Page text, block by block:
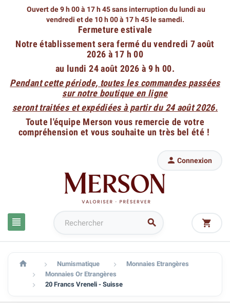
Ouvert de 9 h 00 à 17 h 45 sans interruption du lundi au
vendredi et de 10 h 00 à 17 h 45 le samedi.
Fermeture estivale
Notre établissement sera fermé du vendredi 7 août
2026 à 17 h 00
au lundi 24 août 2026 à 9 h 00.
Pendant cette période, toutes les commandes passées
sur notre boutique en ligne
seront traitées et expédiées à partir du 24 août 2026.
Toute l'équipe Merson vous remercie de votre
compréhension et vous souhaite un très bel été !
 
 Connexion

  Numismatique  Monnaies Etrangères
 Monnaies Or Etrangères
 20 Francs Vreneli - Suisse